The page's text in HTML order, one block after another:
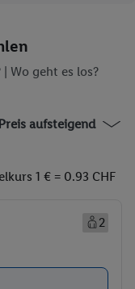
| Wo geht es los?
aufsteigend
1 € = 0.93 CHF
2